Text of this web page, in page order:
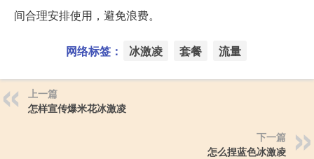
间合理安排使用，避免浪费。
网络标签： 冰激凌 套餐 流量
上一篇
怎样宣传爆米花冰激凌
下一篇
怎么捏蓝色冰激凌